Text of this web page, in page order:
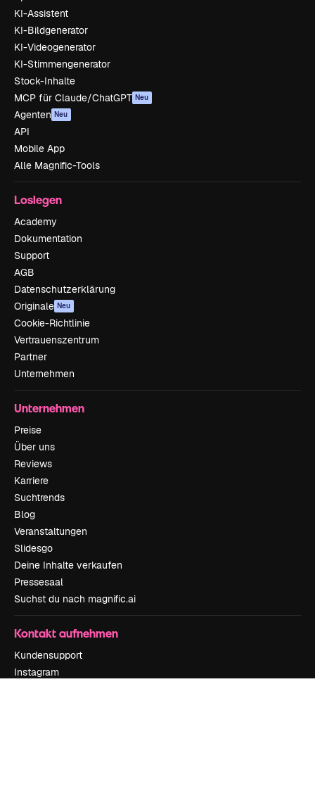
KI-Assistent
KI-Bildgenerator
KI-Videogenerator
KI-Stimmengenerator
Stock-Inhalte
MCP für Claude/ChatGPT Neu
Agenten Neu
API
Mobile App
Alle Magnific-Tools
Loslegen
Academy
Dokumentation
Support
AGB
Datenschutzerklärung
Originale Neu
Cookie-Richtlinie
Vertrauenszentrum
Partner
Unternehmen
Unternehmen
Preise
Über uns
Reviews
Karriere
Suchtrends
Blog
Veranstaltungen
Slidesgo
Deine Inhalte verkaufen
Pressesaal
Suchst du nach magnific.ai
Kontakt aufnehmen
Kundensupport
Instagram